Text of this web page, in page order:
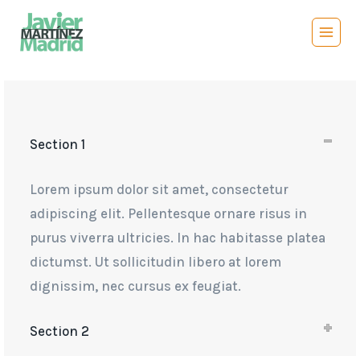
Saltar
Section 1
Lorem ipsum dolor sit amet, consectetur
adipiscing elit. Pellentesque ornare risus in
purus viverra ultricies. In hac habitasse platea
dictumst. Ut sollicitudin libero at lorem
dignissim, nec cursus ex feugiat.
Section 2